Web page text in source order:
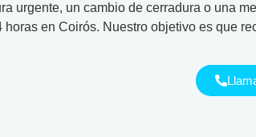
urgente, un cambio de cerradura o una
en Coirós. Nuestro objetivo es que